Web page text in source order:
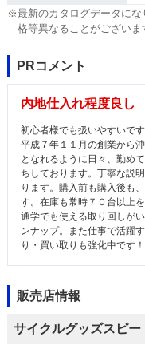
※最新のカタログデータにな
格等異なることがございま
PRコメント
内地仕入れ程度良し
初心者様でも扱いやすいです
平成７年１１月の創業から
となれるように日々、勤め
ちしております。丁寧な説
ります。購入前も購入後も
す。在庫も常時７０台以上
通学でも使える取り回しが
ンナップ。また仕事で活躍
り・買い取りも強化中です！
販売店情報
サイクルグッズスピー